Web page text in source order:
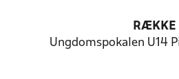
RÆKKE
Ungdomspokalen U14